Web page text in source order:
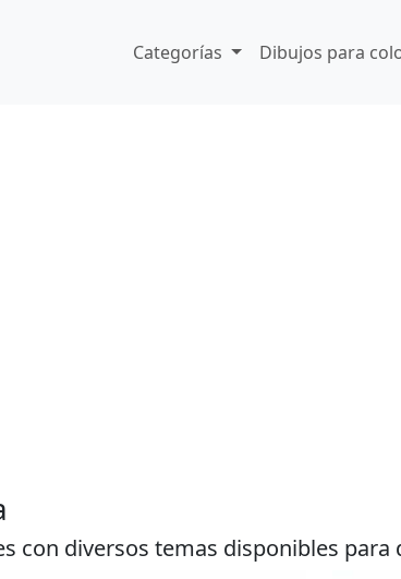
Categorías Dibujos para
con diversos temas disponibles para